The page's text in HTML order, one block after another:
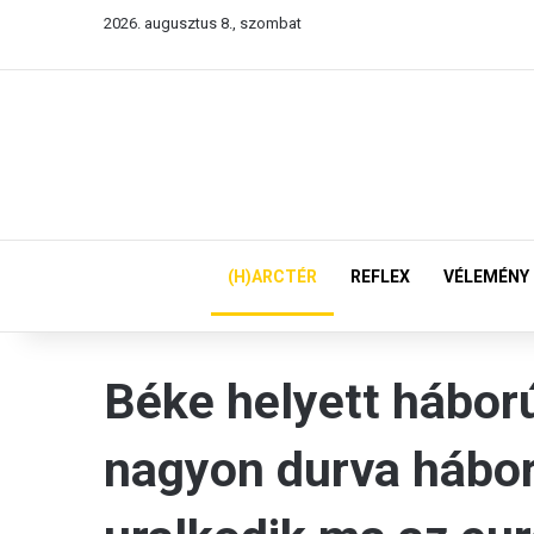
2026. augusztus 8., szombat
(H)ARCTÉR REFLEX VÉLEMÉNY
Béke helyett
nagyon durva